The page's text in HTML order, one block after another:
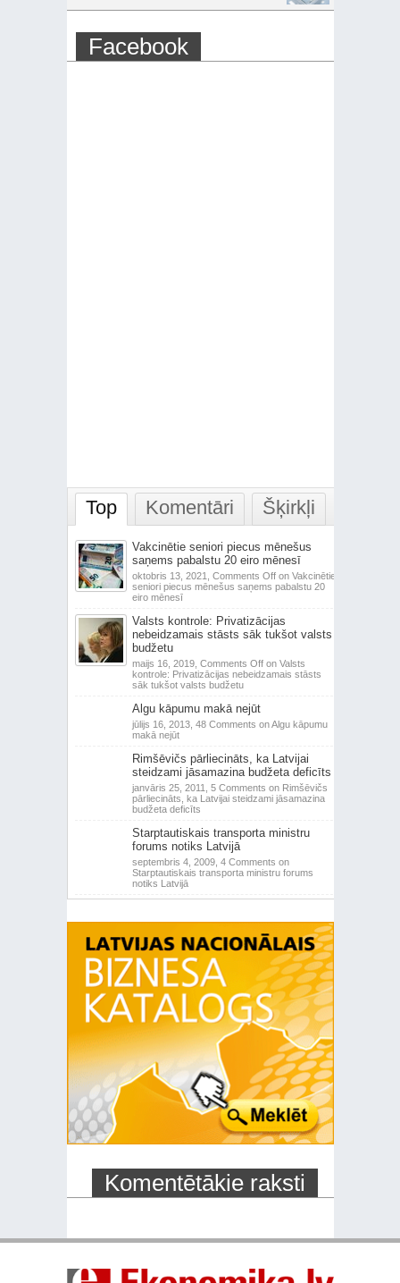
Facebook
Top Komentāri Šķirkļi
Vakcinētie seniori piecus mēnešus
saņems pabalstu 20 eiro mēnesī
oktobris 13, 2021, Comments Offon Vakcinētie
seniori piecus mēnešus saņems pabalstu 20
eiro mēnesī
Valsts kontrole: Privatizācijas
nebeidzamais stāsts sāk tukšot valsts
budžetu
maijs 16, 2019, Comments Offon Valsts
kontrole: Privatizācijas nebeidzamais stāsts
sāk tukšot valsts budžetu
Algu kāpumu makā nejūt
jūlijs 16, 2013, 48 Comments on Algu kāpumu
makā nejūt
Rimšēvičs pārliecināts, ka Latvijai
steidzami jāsamazina budžeta deficīts
janvāris 25, 2011, 5 Comments on Rimšēvičs
pārliecināts, ka Latvijai steidzami jāsamazina
budžeta deficīts
Starptautiskais transporta ministru
forums notiks Latvijā
septembris 4, 2009, 4 Comments on
Starptautiskais transporta ministru forums
notiks Latvijā
Komentētākie raksti